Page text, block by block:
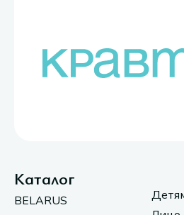
Каталог
BELARUS